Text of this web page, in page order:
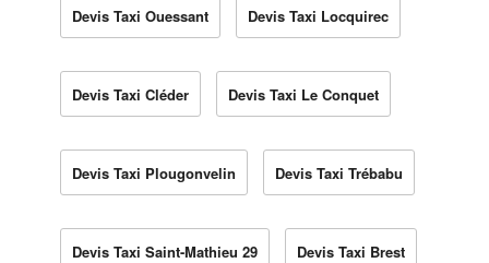
Devis Taxi Ouessant Devis Taxi Locquirec
Devis Taxi Cléder Devis Taxi Le Conquet
Devis Taxi Plougonvelin Devis Taxi Trébabu
Devis Taxi Saint-Mathieu 29 Devis Taxi Brest